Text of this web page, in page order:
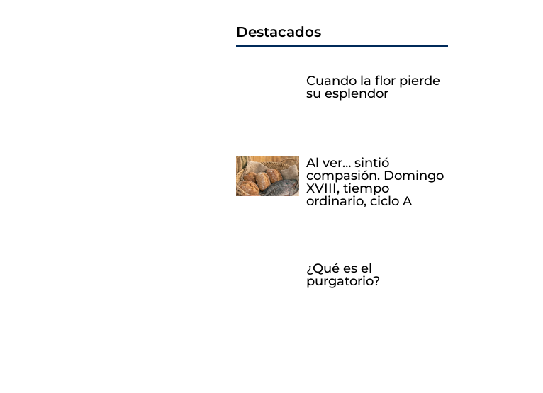
Destacados
Cuando la flor pierde
su esplendor
Al ver… sintió
compasión. Domingo
XVIII, tiempo
ordinario, ciclo A
¿Qué es el
purgatorio?